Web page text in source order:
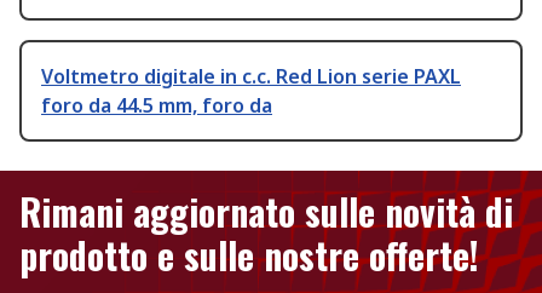
Voltmetro digitale in c.c. Red Lion serie PAXL
foro da 44.5 mm, foro da
Rimani aggiornato sulle novità di
prodotto e sulle nostre offerte!